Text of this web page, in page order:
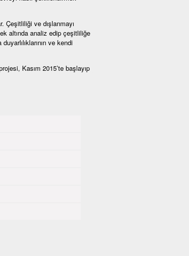
Çeşitliliği ve dışlanmayı
altında analiz edip çeşitliliğe
ve kendi
Kasım 2015’te başlayıp